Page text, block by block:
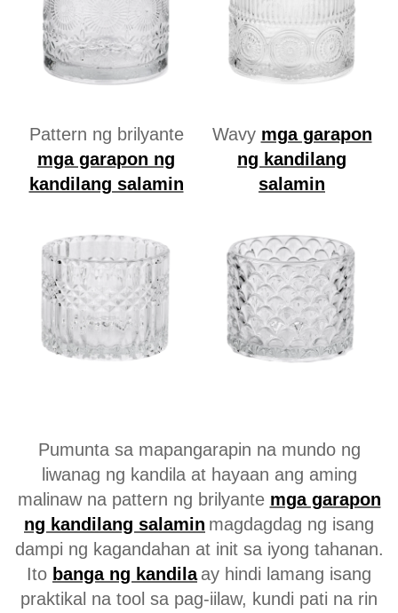
Pattern ng brilyante
mga garapon ng
kandilang salamin
Wavy mga garapon
ng kandilang
salamin
Pumunta sa mapangarapin na mundo ng
liwanag ng kandila at hayaan ang aming
malinaw na pattern ng brilyante mga garapon
ng kandilang salamin magdagdag ng isang
dampi ng kagandahan at init sa iyong tahanan.
Ito banga ng kandila ay hindi lamang isang
praktikal na tool sa pag-iilaw, kundi pati na rin